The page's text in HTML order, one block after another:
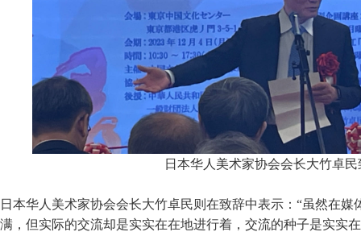
日本华人美术家协会会长大竹卓民
日本华人美术家协会会长大竹卓民则在致辞中表示：“虽然在
满，但实际的交流却是实实在在地进行着，交流的种子是实实